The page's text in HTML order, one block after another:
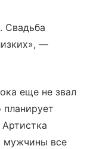
Свадьба
—
еще не звал
мужчины все